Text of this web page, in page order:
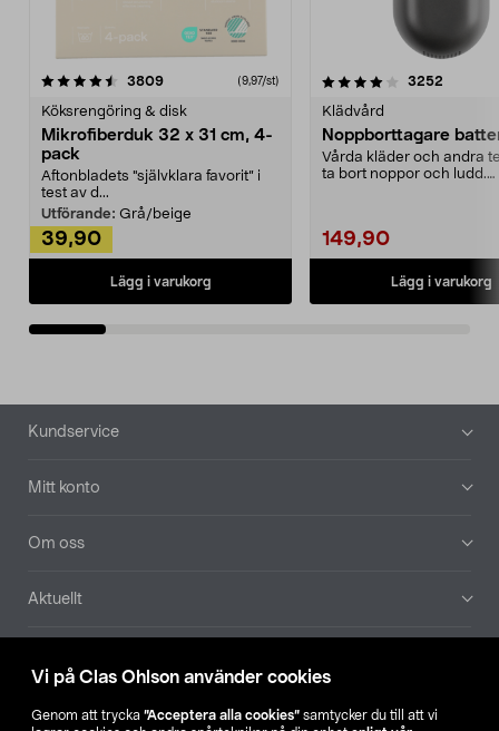
Vi på Clas Ohlson använder cookies
Genom att trycka ”Acceptera alla cookies” samtycker du till att vi
3809recensioner (9,97/st)
Köksrengöring & disk
Mikrofiberduk 32 x 31 cm, 4-
pack
Aftonbladets "självklara favorit” i
test av d...
Utförande: Grå/beige
39,90
Lägg i varukorg
4.0av 5 stjärnor 3252
Klädvård
Noppborttagare
Vårda kläder och andra
ta bort noppor och ludd.
149,90
Lägg i varukorg
4.5av 5 stjärnor
Sidfot
Kundservice
Mitt konto
Om oss
Aktuellt
Hitta butik